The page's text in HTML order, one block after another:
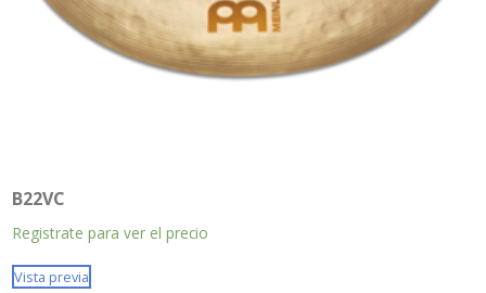
B22VC
Registrate para ver el precio
Vista previa